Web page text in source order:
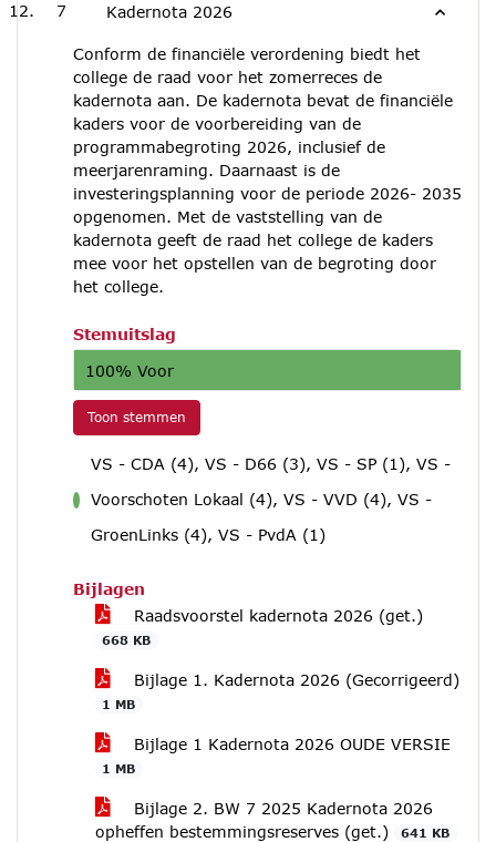
7 Kadernota 2026
Conform de financiële verordening biedt het
college de raad voor het zomerreces de
kadernota aan. De kadernota bevat de financiële
kaders voor de voorbereiding van de
programmabegroting 2026, inclusief de
meerjarenraming. Daarnaast is de
investeringsplanning voor de periode 2026- 2035
opgenomen. Met de vaststelling van de
kadernota geeft de raad het college de kaders
mee voor het opstellen van de begroting door
het college.
Stemuitslag
100% Voor
Toon stemmen
VS - CDA (4), VS - D66 (3), VS - SP (1), VS -
Voorschoten Lokaal (4), VS - VVD (4), VS -
GroenLinks (4), VS - PvdA (1)
Bijlagen
Raadsvoorstel kadernota 2026 (get.)
668 KB
Bijlage 1. Kadernota 2026 (Gecorrigeerd)
1 MB
Bijlage 1 Kadernota 2026 OUDE VERSIE
1 MB
Bijlage 2. BW 7 2025 Kadernota 2026
opheffen bestemmingsreserves (get.)
641 KB